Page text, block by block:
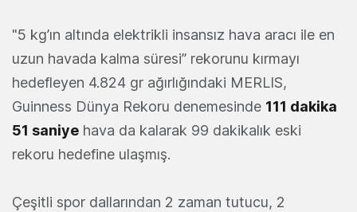
"5 kg’ın altında elektrikli insansız hava aracı ile en
uzun havada kalma süresi” rekorunu kırmayı
hedefleyen 4.824 gr ağırlığındaki MERLIS,
Guinness Dünya Rekoru denemesinde 111 dakika
51 saniye hava da kalarak 99 dakikalık eski
rekoru hedefine ulaşmış.
Çeşitli spor dallarından 2 zaman tutucu, 2